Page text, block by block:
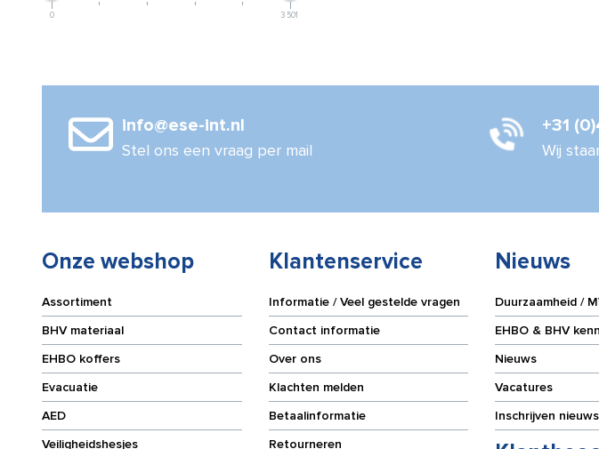
0 3 501
info@ese-int.nl
Stel ons een vraag per mail
+31
Wij
Onze webshop
Assortiment
BHV materiaal
EHBO koffers
Evacuatie
AED
Veiligheidshesjes
Klantenservice
Informatie / Veel gestelde vragen
Contact informatie
Over ons
Klachten melden
Betaalinformatie
Retourneren
Nieuws
Duurzaamheid /
EHBO & BHV
Nieuws
Vacatures
Inschrijven